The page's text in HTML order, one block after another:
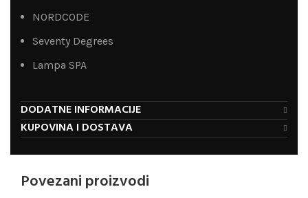
NORDCODE
Seventy Degrees
Lampa SPA
DODATNE INFORMACIJE
KUPOVINA I DOSTAVA
Povezani proizvodi